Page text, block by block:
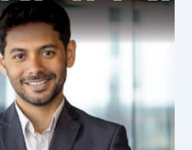
l
o
r
o
f
G
e
r
m
t
a
t
e
s
i
n
c
l
u
i
m
a
n
d
e
d
t
h